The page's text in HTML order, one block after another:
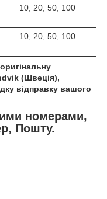
10, 20, 50, 100
10, 20, 50, 100
(Швеція),
відправку вашого
номерами,
Пошту.